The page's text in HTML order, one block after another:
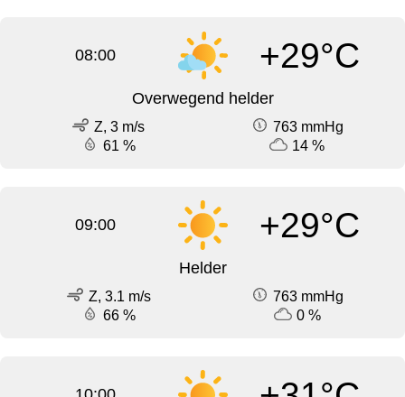
08:00 +29°C
Overwegend helder
Z, 3 m/s
763 mmHg
61 %
14 %
09:00 +29°C
Helder
Z, 3.1 m/s
763 mmHg
66 %
0 %